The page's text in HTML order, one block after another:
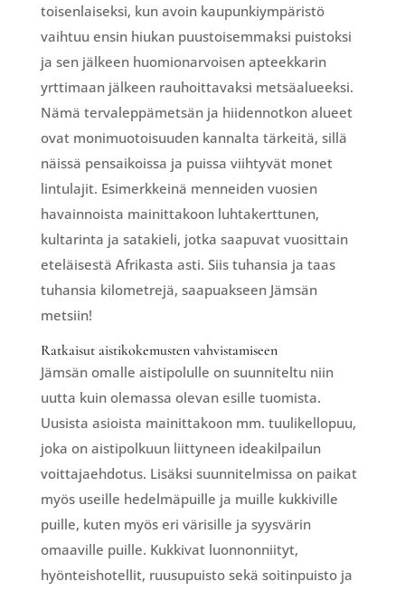
toisenlaiseksi, kun avoin kaupunkiympäristö
vaihtuu ensin hiukan puustoisemmaksi puistoksi
ja sen jälkeen huomionarvoisen apteekkarin
yrttimaan jälkeen rauhoittavaksi metsäalueeksi.
Nämä tervaleppämetsän ja hiidennotkon alueet
ovat monimuotoisuuden kannalta tärkeitä, sillä
näissä pensaikoissa ja puissa viihtyvät monet
lintulajit. Esimerkkeinä menneiden vuosien
havainnoista mainittakoon luhtakerttunen,
kultarinta ja satakieli, jotka saapuvat vuosittain
eteläisestä Afrikasta asti. Siis tuhansia ja taas
tuhansia kilometrejä, saapuakseen Jämsän
metsiin!
Ratkaisut aistikokemusten vahvistamiseen
Jämsän omalle aistipolulle on suunniteltu niin
uutta kuin olemassa olevan esille tuomista.
Uusista asioista mainittakoon mm. tuulikellopuu,
joka on aistipolkuun liittyneen ideakilpailun
voittajaehdotus. Lisäksi suunnitelmissa on paikat
myös useille hedelmäpuille ja muille kukkiville
puille, kuten myös eri värisille ja syysvärin
omaaville puille. Kukkivat luonnonniityt,
hyönteishotellit, ruusupuisto sekä soitinpuisto ja